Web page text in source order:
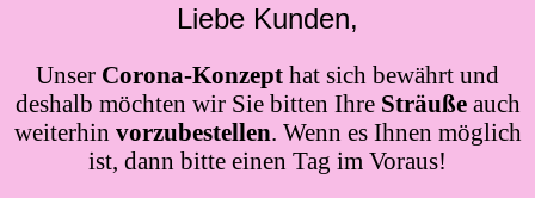
Liebe Kunden,
Unser Corona-Konzept hat sich bewährt und
deshalb möchten wir Sie bitten Ihre Sträußeauch
weiterhin vorzubestellen. Wenn es Ihnen möglich
ist, dann bitte einen Tag im Voraus!